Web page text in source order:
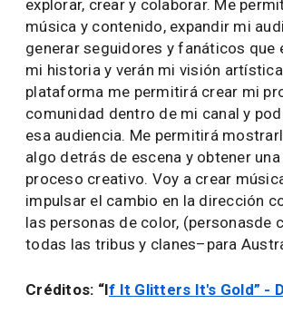
explorar, crear y colaborar. Me
música y contenido, expandir mi
generar seguidores y fanáticos que
mi historia y verán mi visión
plataforma me permitirá crear mi
comunidad dentro de mi canal y
esa audiencia. Me permitirá
algo detrás de escena y obtener
proceso creativo. Voy a crear
impulsar el cambio en la dirección
las personas de color, (personasde
todas las tribus y clanes–para
Créditos: “If It Glitters It's Gold” -